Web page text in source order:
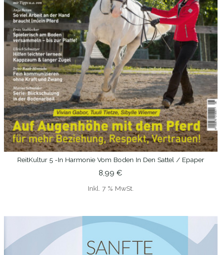
IN DEN WARENKORB
ReitKultur 5 -In Harmonie Vom Boden In Den Sattel / Epaper
8,99 €
Inkl. 7 % MwSt.